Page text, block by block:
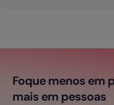
Foque menos em
mais em pessoas